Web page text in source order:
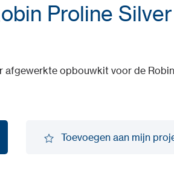
Proline Silver
afgewerkte opbouwkit voor de
Toevoegen aan mijn